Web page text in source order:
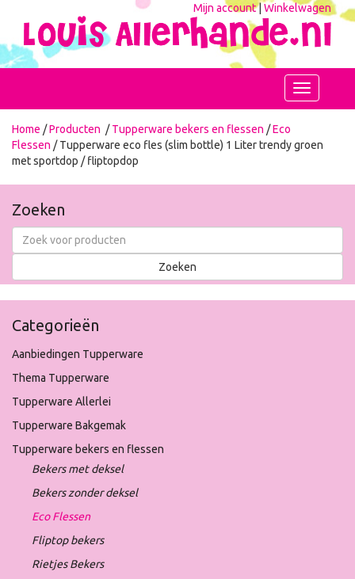
Mijn account|Winkelwagen
Toggle
navigation
Home /Producten /Tupperware bekers en flessen /Eco
Flessen / Tupperware eco fles (slim bottle) 1 Liter trendy groen
met sportdop / fliptopdop
Zoeken
Categorieën
Aanbiedingen Tupperware
Thema Tupperware
Tupperware Allerlei
Tupperware Bakgemak
Tupperware bekers en flessen
Bekers met deksel
Bekers zonder deksel
Eco Flessen
Fliptop bekers
Rietjes Bekers